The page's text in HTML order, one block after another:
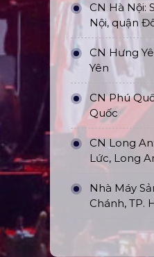
CN Hà Nội:
Nội, quận
CN Hưng
Yên
CN Phú
Quốc
CN Long
Lức, Long
Nhà Máy
Chánh, TP.